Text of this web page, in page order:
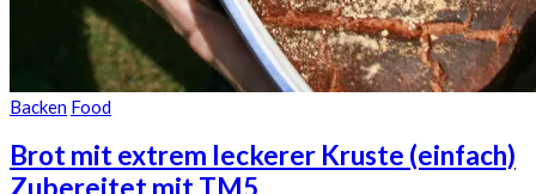
Backen Food
Brot mit extrem leckerer Kruste (einfach)